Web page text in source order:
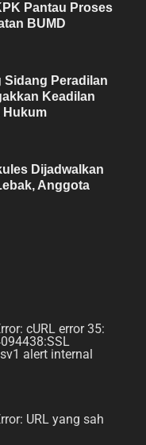
Pantau Proses
BUMD
Sidang Peradilan
Keadilan
Hukum
Dijadwalkan
Anggota
cURL error 35:
alert internal
URL yang sah